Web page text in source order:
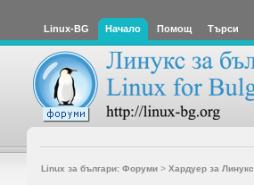
Linux-BG Начало Помощ Търси
Linux за българи: Форуми> Хардуер за Линукс